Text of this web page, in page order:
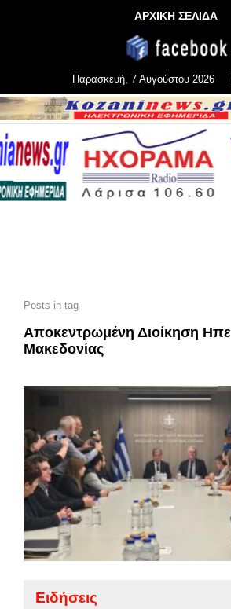
ΑΡΧΙΚΗ ΣΕΛΙΔΑ
Παρασκευή, 7 Αυγούστου 2026
Posts in tag
Αποκεντρωμένη Διοίκηση
Μακεδονίας
Ειδήσεις